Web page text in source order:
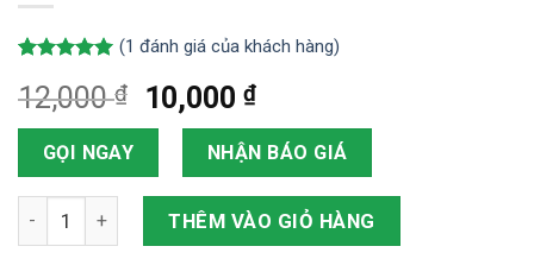
dựa trên
đánh giá
(1 đánh giá của khách hàng)
12,000₫ 10,000 ₫
GỌI NGAY NHẬN BÁO GIÁ
Ống đồng cuộn D15.88x1 số lượng
THÊM VÀO GIỎ HÀNG